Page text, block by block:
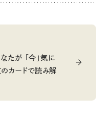
たが 「今」気に
カードで読み解